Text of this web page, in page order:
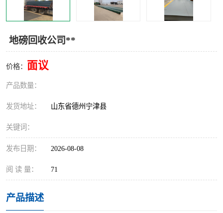
地磅回收公司**
价格： 面议
产品数量：
发货地址： 山东省德州宁津县
关键词：
发布日期： 2026-08-08
阅 读 量： 71
产品描述